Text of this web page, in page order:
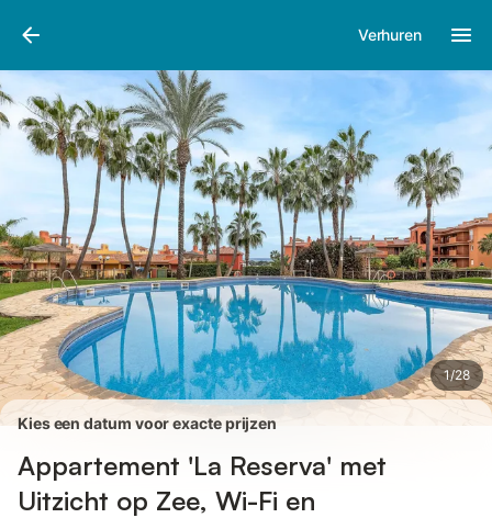
Verhuren
1/28
Afbeeldingen
Kies een datum voor exacte prijzen
Appartement 'La Reserva' met
Uitzicht op Zee, Wi-Fi en